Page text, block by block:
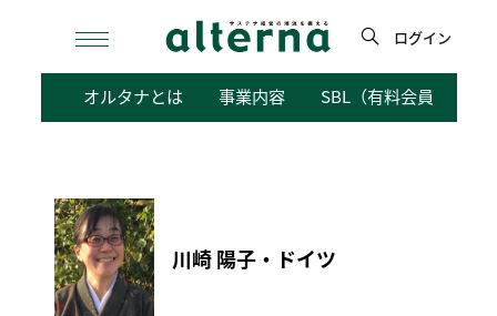
検
ログイン
オルタナとは 事業内容 SBL（有料会員向けサ
川崎 陽子・ドイツ